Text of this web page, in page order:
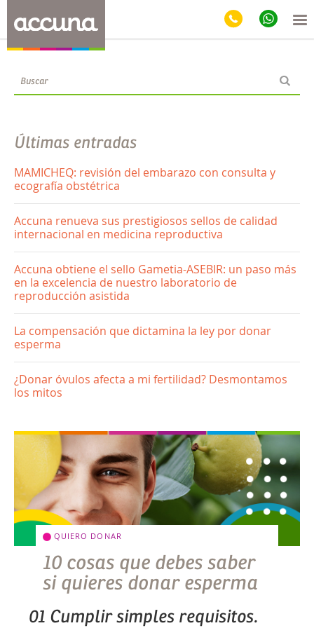
Blog
Últimas entradas
MAMICHEQ: revisión del embarazo con consulta y
ecografía obstétrica
Accuna renueva sus prestigiosos sellos de calidad
internacional en medicina reproductiva
Accuna obtiene el sello Gametia-ASEBIR: un paso más
en la excelencia de nuestro laboratorio de
reproducción asistida
La compensación que dictamina la ley por donar
esperma
¿Donar óvulos afecta a mi fertilidad? Desmontamos
los mitos
QUIERO DONAR
10 cosas que debes saber
si quieres donar esperma
01 Cumplir simples requisitos.